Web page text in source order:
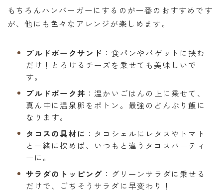
もちろんハンバーガーにするのが一番のおすすめです
が、他にも色々なアレンジが楽しめます。
プルドポークサンド ：食パンやバゲットに挟む
だけ！とろけるチーズを乗せても美味しいで
す。
プルドポーク丼 ：温かいごはんの上に乗せて、
真ん中に温泉卵をポトン。最強のどんぶり飯に
なります。
タコスの具材に ：タコシェルにレタスやトマト
と一緒に挟めば、いつもと違うタコスパーティ
ーに。
サラダのトッピング ：グリーンサラダに乗せる
だけで、ごちそうサラダに早変わり！